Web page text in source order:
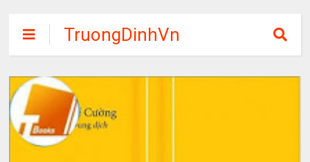
TruongDinhVn
Chia sẽ ebook,
các khóa học,
phần mềm học
tập miễn phí